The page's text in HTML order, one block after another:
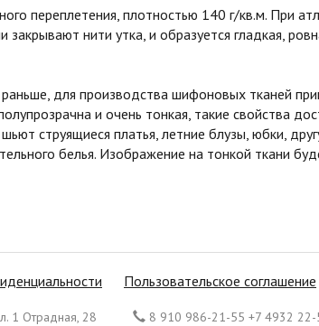
переплетения, плотностью 140 г/кв.м. При
нити утка, и образуется гладкая,
для производства шифоновых тканей
и очень тонкая, такие свойства
струящиеся платья, летние блузы, юбки,
белья. Изображение на тонкой ткани
Пользовательское соглашение
1 Отрадная, 28 8 910 986-21-55 +7 4932 22-